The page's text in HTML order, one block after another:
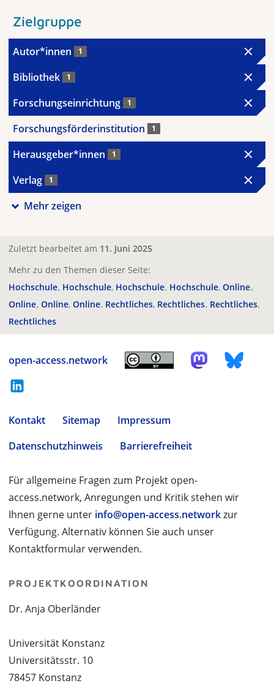
Zielgruppe
Autor*innen 1
Bibliothek 1
Forschungseinrichtung 1
Forschungsförderinstitution 1
Herausgeber*innen 1
Verlag 1
Mehr zeigen
Zuletzt bearbeitet am 11. Juni 2025
Mehr zu den Themen dieser Seite:
Hochschule Hochschule Hochschule Hochschule Online
Online Online Online Rechtliches Rechtliches Rechtliches
Rechtliches
open-access.network
Kontakt Sitemap
Impressum
Datenschutzhinweis
Barrierefreiheit
Für allgemeine Fragen zum Projekt open-
access.network, Anregungen und Kritik stehen wir
Ihnen gerne unter info@open-access.networkzur
Verfügung. Alternativ können Sie auch unser
Kontaktformular verwenden.
PROJEKTKOORDINATION
Dr. Anja Oberländer
Universität Konstanz
Universitätsstr. 10
78457 Konstanz